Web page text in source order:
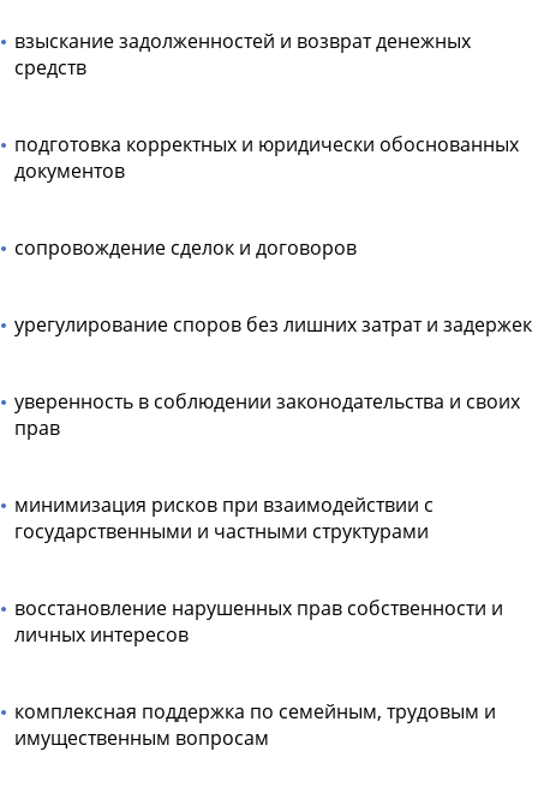
взыскание задолженностей и возврат денежных
средств
подготовка корректных и юридически обоснованных
документов
сопровождение сделок и договоров
урегулирование споров без лишних затрат и задержек
уверенность в соблюдении законодательства и своих
прав
минимизация рисков при взаимодействии с
государственными и частными структурами
восстановление нарушенных прав собственности и
личных интересов
комплексная поддержка по семейным, трудовым и
имущественным вопросам